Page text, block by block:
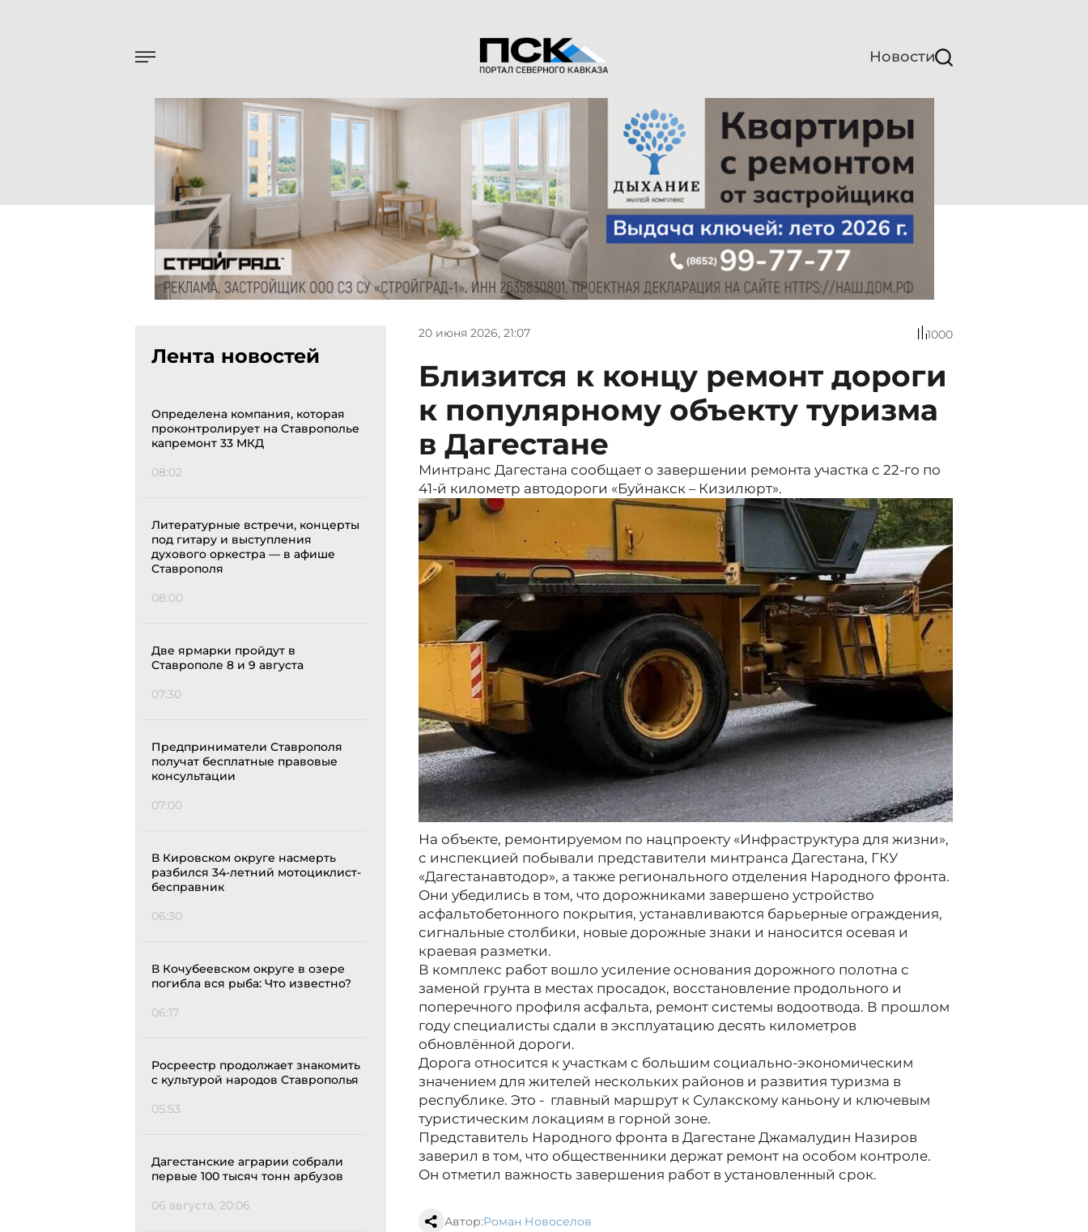
Новости
Лента новостей
Определена компания, которая
проконтролирует на Ставрополье
капремонт 33 МКД
08:02
Литературные встречи, концерты
под гитару и выступления
духового оркестра — в афише
Ставрополя
08:00
Две ярмарки пройдут в
Ставрополе 8 и 9 августа
07:30
Предприниматели Ставрополя
получат бесплатные правовые
консультации
07:00
В Кировском округе насмерть
разбился 34-летний мотоциклист-
бесправник
06:30
В Кочубеевском округе в озере
погибла вся рыба: Что известно?
06:17
Росреестр продолжает знакомить
с культурой народов Ставрополья
05:53
Дагестанские аграрии собрали
первые 100 тысяч тонн арбузов
06 августа, 20:06
20 июня 2026, 21:07 1000
Близится к концу ремонт дороги
к популярному объекту туризма
в Дагестане
Минтранс Дагестана сообщает о завершении ремонта участка с 22-го по
41-й километр автодороги «Буйнакск – Кизилюрт».
На объекте, ремонтируемом по нацпроекту «Инфраструктура для жизни»,
с инспекцией побывали представители минтранса Дагестана, ГКУ
«Дагестанавтодор», а также регионального отделения Народного фронта.
Они убедились в том, что дорожниками завершено устройство
асфальтобетонного покрытия, устанавливаются барьерные ограждения,
сигнальные столбики, новые дорожные знаки и наносится осевая и
краевая разметки.
В комплекс работ вошло усиление основания дорожного полотна с
заменой грунта в местах просадок, восстановление продольного и
поперечного профиля асфальта, ремонт системы водоотвода. В прошлом
году специалисты сдали в эксплуатацию десять километров
обновлённой дороги.
Дорога относится к участкам с большим социально-экономическим
значением для жителей нескольких районов и развития туризма в
республике. Это - главный маршрут к Сулакскому каньону и ключевым
туристическим локациям в горной зоне.
Представитель Народного фронта в Дагестане Джамалудин Назиров
заверил в том, что общественники держат ремонт на особом контроле.
Он отметил важность завершения работ в установленный срок.
Автор:Роман Новоселов